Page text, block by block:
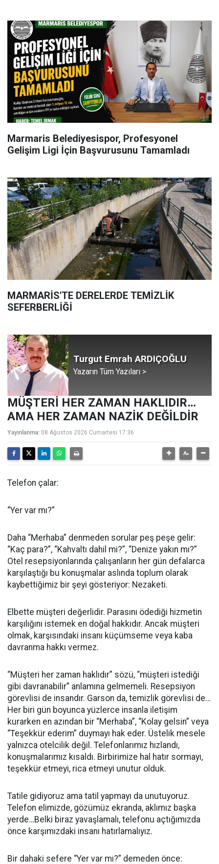
Marmaris Belediyesispor, Profesyonel
Gelişim Ligi İçin Başvurusunu Tamamladı
MARMARİS'TE DERELERDE TEMİZLİK
SEFERBERLİĞİ
Turgut Emrah ARDIÇOĞLU
Yazarın Tüm Yazıları >
MÜŞTERİ HER ZAMAN HAKLIDIR…
AMA HER ZAMAN NAZİK DEĞİLDİR
Yayınlanma: 08 Ağustos 2026 Cumartesi 17:36
Telefon çalar:
“Yer var mı?”
Daha “Merhaba” denmeden sorular peş peşe gelir:
“Kaç para?”, “Kahvaltı dahil mi?”, “Denize yakın mı?”
Otel resepsiyonlarında çalışanların her gün defalarca
karşılaştığı bu konuşmalar aslında toplum olarak
kaybettiğimiz bir şeyi gösteriyor: Nezaketi.
Elbette müşteri değerlidir. Parasını ödediği hizmetin
karşılığını istemek en doğal hakkıdır. Ancak müşteri
olmak, karşısındaki insanı küçümseme veya kaba
davranma hakkı vermez.
“Müşteri her zaman haklıdır” sözü, “müşteri istediği
gibi davranabilir” anlamına gelmemeli. Resepsiyon
görevlisi de insandır. Garson da, temizlik görevlisi de…
Her biri gün boyunca yüzlerce insanla iletişim
kurarken en azından bir “Merhaba”, “Kolay gelsin” veya
“Teşekkür ederim” duymayı hak eder. Üstelik mesele
yalnızca otelcilik değil. Telefonlarımız hızlandı,
konuşmalarımız kısaldı. Birbirimize hal hatır sormayı,
teşekkür etmeyi, rica etmeyi unutur olduk.
Tatile gidiyoruz ama tatil yapmayı da unutuyoruz.
Telefon elimizde, gözümüz ekranda, aklımız başka
yerde…Belki biraz yavaşlamalı, telefonu açtığımızda
önce karşımızdaki insanı hatırlamalıyız.
Bir dahaki sefere “Yer var mı?” demeden önce: